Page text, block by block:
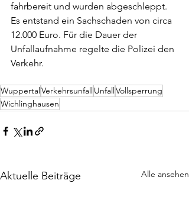
fahrbereit und wurden abgeschleppt.
Es entstand ein Sachschaden von circa
12.000 Euro. Für die Dauer der
Unfallaufnahme regelte die Polizei den
Verkehr.
Wuppertal Verkehrsunfall Unfall Vollsperrung
Wichlinghausen
Aktuelle Beiträge Alle ansehen